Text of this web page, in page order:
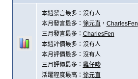
本週發言最多：沒有人
本月發言最多： 徐元直 ， CharlesFen
三月發言最多： CharlesFen
本週評價最多：沒有人
本月評價最多：沒有人
三月評價最多： 雞仔嘜
活躍程度最高： 徐元直